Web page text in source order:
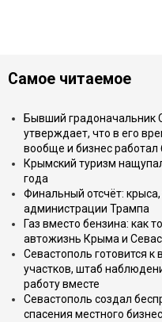
Самое читаемое
Бывший градоначальник
утверждает, что в его
вообще и бизнес работал
Крымский туризм
года
Финальный отсчёт:
администрации Трампа
Газ вместо бензина: как
автожизнь Крыма и
Севастополь готовится
участков, штаб
работу вместе
Севастополь создал
спасения местного